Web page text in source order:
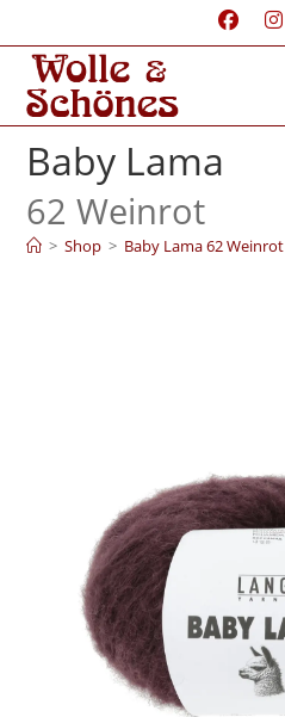
Baby Lama
62 Weinrot
> Shop > Baby Lama 62 Weinrot